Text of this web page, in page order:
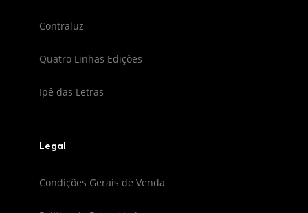
Contraluz
Quatro Linhas Edições
Ipê das Letras
Legal
Condições Gerais de Venda